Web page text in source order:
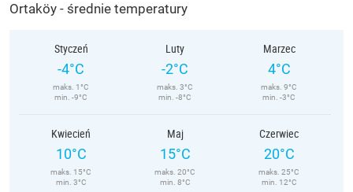
Ortaköy - średnie temperatury
Styczeń
-4°C
maks. 1°C
min. -9°C
Luty
-2°C
maks. 3°C
min. -8°C
Marzec
4°C
maks. 9°C
min. -3°C
Kwiecień
10°C
maks. 15°C
min. 3°C
Maj
15°C
maks. 20°C
min. 8°C
Czerwiec
20°C
maks. 25°C
min. 12°C